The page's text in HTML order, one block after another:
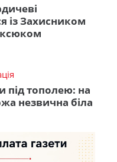
із Захисником
під тополею: на
незвична біла